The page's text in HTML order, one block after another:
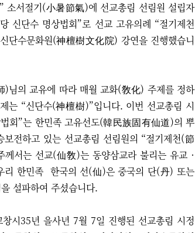
서절기(小暑節氣)에 선교총림 선림원 설립자
신단수 명상법회”로 선교 고유의례 “절기제천
단수문화원(神檀樹文化院) 강연을 진행했습니
님의 교유에 따라 매월 교화(敎化) 주제를 정하
는 “신단수(神檀樹)”입니다. 이번 선교총림 시
회”는 한민족 고유선도(韓民族固有仙道)의 뿌
전하고 있는 선교총림 선림원의 “​절기제천(節
께서는 선교(仙敎)는 동양삼교라 불리는 유교 ·
리 한민족 한국의 선(仙)은 중국의 단(丹) 또는
설파하여 주셨습니다.
시35년 을사년 7월 7일 진행된 선교총림 시정